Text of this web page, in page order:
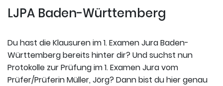
LJPA Baden-Württemberg
Du hast die Klausuren im 1. Examen Jura Baden-
Württemberg bereits hinter dir? Und suchst nun
Protokolle zur Prüfung im 1. Examen Jura vom
Prüfer/Prüferin Müller, Jörg? Dann bist du hier genau